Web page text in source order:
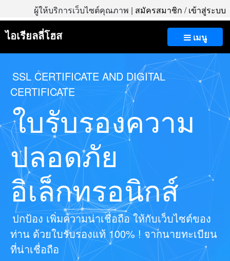
ผู้ให้บริการเว็บไซต์คุณภาพ | สมัครสมาชิก /เข้าสู่ระบบ
เมนู
ไอเรียลลี่โฮส
SSL CERTIFICATE AND DIGITAL
CERTIFICATE
ใบรับรองความ
ปลอดภัย
อิเล็กทรอนิกส์
ปกป้อง เพิ่มความน่าเชื่อถือ ให้กับเว็บไซต์ของ
ท่าน ด้วยใบรับรองแท้ 100% ! จากนายทะเบียน
ที่น่าเชื่อถือ